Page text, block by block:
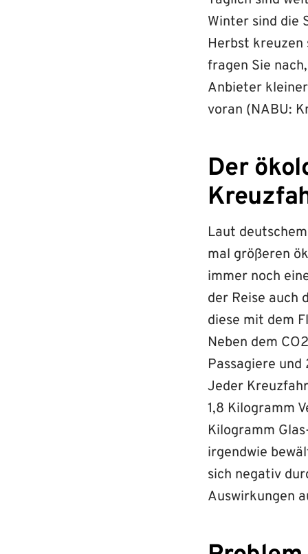
Winter sind die
Herbst kreuzen
fragen Sie
Anbieter
voran (NABU:
Der
Laut
mal größeren
immer noch
der Reise auch
diese mit dem
Neben dem
Passagiere
Jeder
1,8 Kilogramm
Kilogramm
irgendwie
sich negativ
Auswirkungen